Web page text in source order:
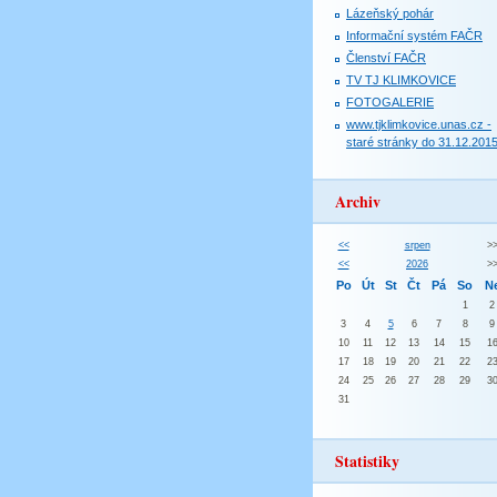
Lázeňský pohár
Informační systém FAČR
Členství FAČR
TV TJ KLIMKOVICE
FOTOGALERIE
www.tjklimkovice.unas.cz -
staré stránky do 31.12.2015
Archiv
<< srpen
>>
<<
2026 >>
Po Út St Čt Pá So
1
2
3
4 5 6 7 8
9
10
11 12 13 14 15
16
17
18 19 20 21 22
23
24
25 26 27 28 29
30
31
Statistiky